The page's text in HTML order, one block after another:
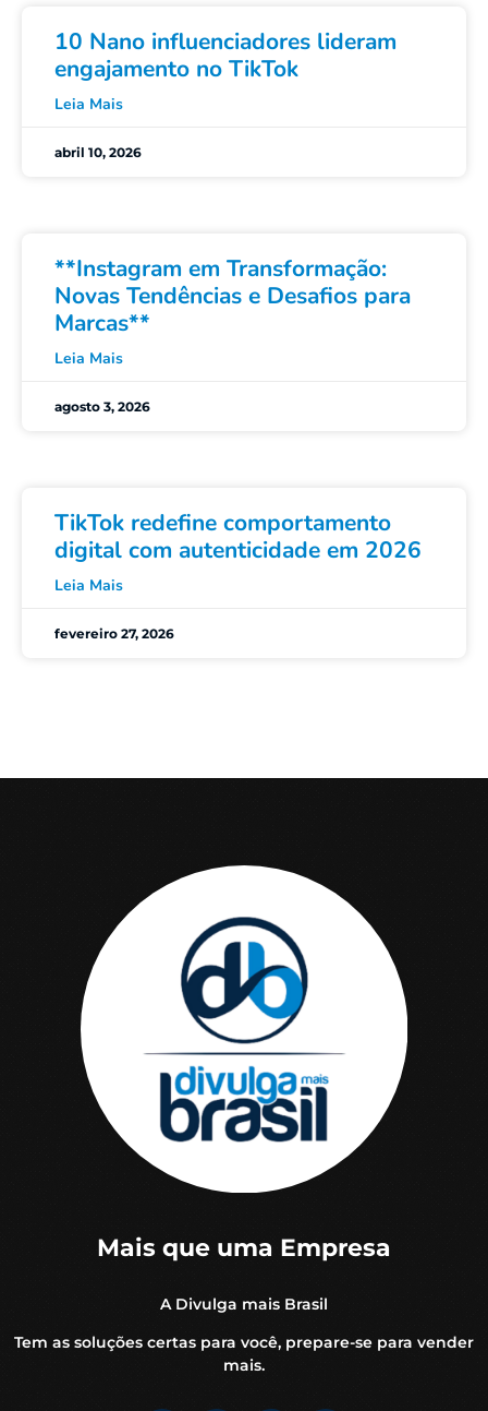
10 Nano influenciadores lideram
engajamento no TikTok
Leia Mais
abril 10, 2026
**Instagram em Transformação:
Novas Tendências e Desafios para
Marcas**
Leia Mais
agosto 3, 2026
TikTok redefine comportamento
digital com autenticidade em 2026
Leia Mais
fevereiro 27, 2026
Mais que uma Empresa
A Divulga mais Brasil
Tem as soluções certas para você, prepare-se para vender
mais.